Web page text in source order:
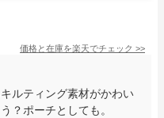
価格と在庫を楽天でチェック >>
ルティング素材がかわい
？ポーチとしても。